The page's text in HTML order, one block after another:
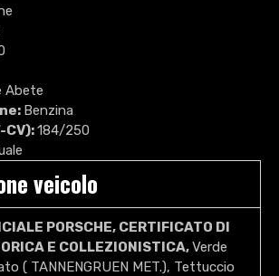
Abete
Benzina
CV):184/250
veicolo
PORSCHE, CERTIFICATO DI
E COLLEZIONISTICA,Verde
( TANNENGRUEN MET.), Tettuccio